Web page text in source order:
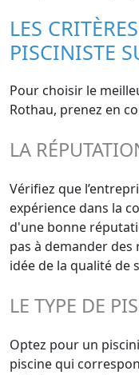
LES
PISCINISTE
Pour choisir le
Rothau, prenez en
LA
Vérifiez que
expérience dans la
d'une bonne
pas à demander
idée de la qualité de
LE TYPE DE
Optez pour un
piscine qui